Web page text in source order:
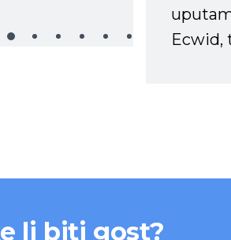
Ecwid,
li biti gost?